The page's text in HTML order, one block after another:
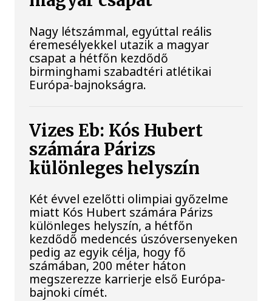
Nagy létszámmal, egyúttal reális
éremesélyekkel utazik a magyar
csapat a hétfőn kezdődő
birminghami szabadtéri atlétikai
Európa-bajnokságra.
Vizes Eb: Kós Hubert
számára Párizs
különleges helyszín
Két évvel ezelőtti olimpiai győzelme
miatt Kós Hubert számára Párizs
különleges helyszín, a hétfőn
kezdődő medencés úszóversenyeken
pedig az egyik célja, hogy fő
számában, 200 méter háton
megszerezze karrierje első Európa-
bajnoki címét.